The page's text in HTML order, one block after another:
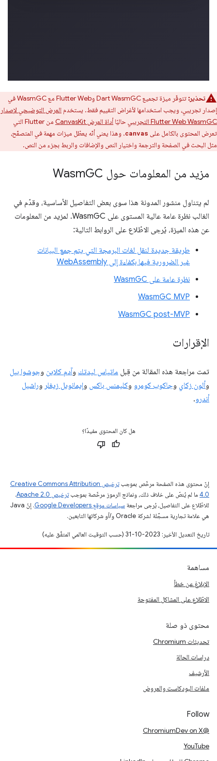
تحذير:
تتوفّر ميزة تجميع Dart WasmGC وFlutter Web مع WasmGC في
إصدار تجريبي، ويجب استخدامها لأغراض التقييم فقط. يستخدم العرض التوضيحي لإصدار
Flutter Web WasmGC التجريبي
حاليًا أداة العرض CanvasKit
من Flutter التي
تعرض المحتوى بالكامل على
canvas. وهذا يعني أنّه يعطّل ميزات مهمة في المتصفّح،
مثل البحث في الصفحة والترجمة واختيار النص والإضافات والربط بجزء من النص.
مزيد من المعلومات حول Wasm GC
لم يتناول منشور المدونة هذا سوى بعض التفاصيل الأساسية، وقدّم في
الغالب نظرة عامة عالية المستوى على WasmGC. لمزيد من المعلومات
عن هذه الميزة، يُرجى الاطّلاع على الروابط التالية:
طريقة جديدة لنقل لغات البرمجة التي يتم جمع البيانات
غير الضرورية فيها بكفاءة إلى WebAssembly
نظرة عامة على WasmGC
WasmGC MVP
WasmGC post-MVP
الإقرارات
تمت مراجعة هذه المقالة من قِبل ماتياس ليدتك وآدم كلاين وجوشوا بيل
وألون زكاي وجاكوب كومرو وكليمنس باكس وإيمانويل زيغلر وراشيل
أندرو.
هل كان المحتوى مفيدًا؟
إنّ محتوى هذه الصفحة مرخّص بموجب
ترخيص Creative Commons Attribution
4.0‏ ما لم يُنصّ على خلاف ذلك، ونماذج الرموز مرخّصة بموجبترخيص Apache 2.0‏
.
للاطّلاع على التفاصيل، يُرجى مراجعة سياسات موقع Google Developers‏
. إنّ Java
هي علامة تجارية مسجَّلة لشركة Oracle و/أو شركائها التابعين.
تاريخ التعديل الأخير: 2023-10-31 (حسب التوقيت العالمي المتفَّق عليه)
مساهمة
الإبلاغ عن خطأ
الاطّلاع على المشاكل المفتوحة
محتوى ذو صلة
تحديثات Chromium
دراسات الحالة
الأرشيف
ملفات البودكاست والعروض
Follow
@ChromiumDev on X
YouTube